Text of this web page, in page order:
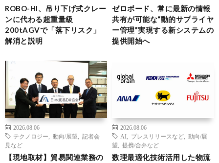
ROBO-HI、吊り下げ式クレー
ンに代わる超重量級
200tAGVで「落下リスク」
解消と説明
ゼロボード、常に最新の情報
共有が可能な“動的サプライヤ
ー管理”実現する新システムの
提供開始へ
2026.08.06
テクノロジー
動向/展望
記者会
見など
【現地取材】貿易関連業務の
2026.08.06
AI
プレスリリースなど
動向/展
望
提携/合弁など
数理最適化技術活用した物流